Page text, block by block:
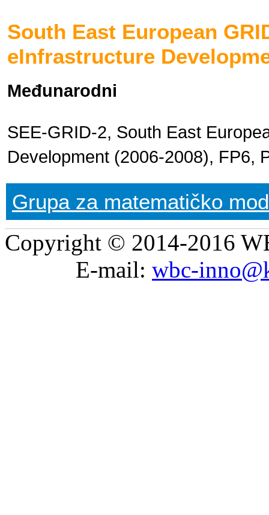
South East European
eInfrastructure
Međunarodni
SEE-GRID-2, South East
Development (2006-2008), FP6,
Grupa za matematičko
Copyright © 2014-2016
E-mail: wbc-